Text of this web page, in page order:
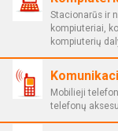
Stacionarūs ir
kompiuteriai,
kompiuterių
Mobilieji
telefonų